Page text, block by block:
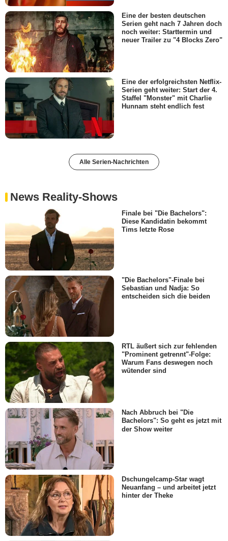
Eine der besten deutschen
Serien geht nach 7 Jahren doch
noch weiter: Starttermin und
neuer Trailer zu "4 Blocks Zero"
Eine der erfolgreichsten Netflix-
Serien geht weiter: Start der 4.
Staffel "Monster" mit Charlie
Hunnam steht endlich fest
Alle Serien-Nachrichten
News Reality-Shows
Finale bei "Die Bachelors":
Diese Kandidatin bekommt
Tims letzte Rose
"Die Bachelors"-Finale bei
Sebastian und Nadja: So
entscheiden sich die beiden
RTL äußert sich zur fehlenden
"Prominent getrennt"-Folge:
Warum Fans deswegen noch
wütender sind
Nach Abbruch bei "Die
Bachelors": So geht es jetzt mit
der Show weiter
Dschungelcamp-Star wagt
Neuanfang – und arbeitet jetzt
hinter der Theke